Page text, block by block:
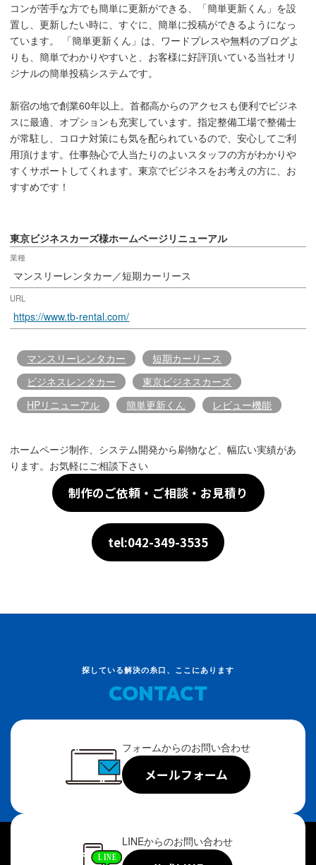
コンが苦手な方でも簡単に更新ができる、「簡単更新くん」を設
置し、更新したい時に、すぐに、簡単に投稿ができるようになっ
ています。 「簡単更新くん」は、ワードプレスや無料のブログよ
りも、簡単でわかりやすいと、お客様に好評頂いている当社オリ
ジナルの簡単投稿システムです。
新宿の地で創業60年以上。首都高からのアクセスも便利でビジネ
スに最適、オプションも充実しています。指定整備工場で整備士
が常駐し、コロナ対策にも気を配られているので、安心してご利
用頂けます。仕事熱心で人当たりのよいスタッフの方がわかりや
すくサポートしてくれます。東京でビジネスをお考えの方に、お
すすめです！
東京ビジネスカーズ様ホームページリニューアル
業種
マンスリーレンタカー／短期カーリース
URL
https://www.tb-rental.com/
マンスリーレンタカー
短期カーリース
ビジネスレンタカー
東京ビジネスカーズ
HPリニューアル
簡単更新くん レビュー機能
ホームページ制作、システム開発から刷物など、幅広い実績があ
ります。お気軽にご相談下さい
制作のご依頼・ご相談・お見積り
tel:042-349-3535
探している解決の糸口、ここにあります
CONTACT
フォームからのお問い合わせ
メールフォーム
LINEからのお問い合わせ